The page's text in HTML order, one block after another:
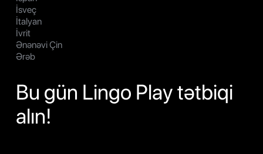
İsveç
İtalyan
İvrit
Ənənəvi Çin
Ərəb
Bu gün Lingo Play tətbiqi
alın!